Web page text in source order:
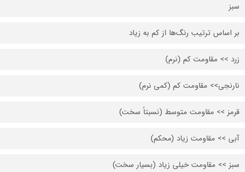
سبز
بر اساس ترتیب رنگ‌ها از کم به زیاد
زرد >> مقاومت کم (نرم)
نارنجی>> مقاومت کم (کمی نرم)
قرمز >> مقاومت متوسط (نسبتاً سخت)
آبی >> مقاومت زیاد (محکم)
سبز >> مقاومت خیلی زیاد (بسیار سخت)